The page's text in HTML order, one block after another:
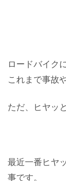
ロードバイク
これまで事故
ただ、ヒヤッ
最近一番ヒヤ
事です。